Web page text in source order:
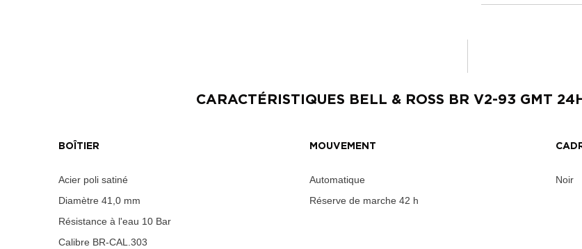
CARACTÉRISTIQUES BELL & ROSS BR V2-93 GMT 24H
BOÎTIER
Acier poli satiné
Diamètre 41,0 mm
Résistance à l'eau 10 Bar
Calibre BR-CAL.303
MOUVEMENT
Automatique
Réserve de marche 42 h
Noir